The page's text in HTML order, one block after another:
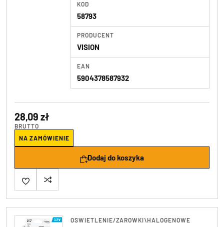
KOD
58793
PRODUCENT
VISION
EAN
5904378587932
28,09 zł
BRUTTO
NA ZAMÓWIENIE
Dodaj do koszyka
OSWIETLENIE/ZAROWKI\HALOGENOWE